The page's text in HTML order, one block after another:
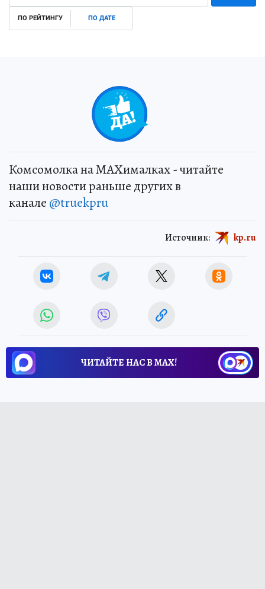
ПО РЕЙТИНГУ ПО ДАТЕ
Комсомолка на MAXималках - читайте
наши новости раньше других в
канале @truekpru
Источник: kp.ru
ЧИТАЙТЕ НАС В МАХ!